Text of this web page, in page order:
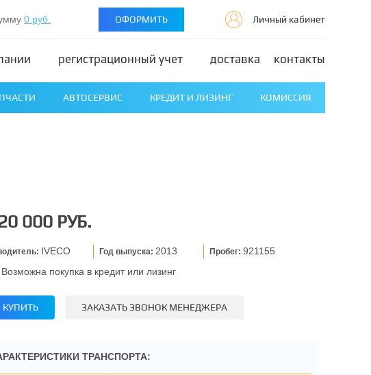
0 руб. ОФОРМИТЬ Личный кабинет
регистрационный учет доставка контакты
АВТОСЕРВИС КРЕДИТ И ЛИЗИНГ КОМИССИЯ
000 РУБ.
IVECO Год выпуска:2013 Пробег:921155
Возможна покупка в кредит или лизинг
КУПИТЬ ЗАКАЗАТЬ ЗВОНОК МЕНЕДЖЕРА
ТРАНСПОРТА: